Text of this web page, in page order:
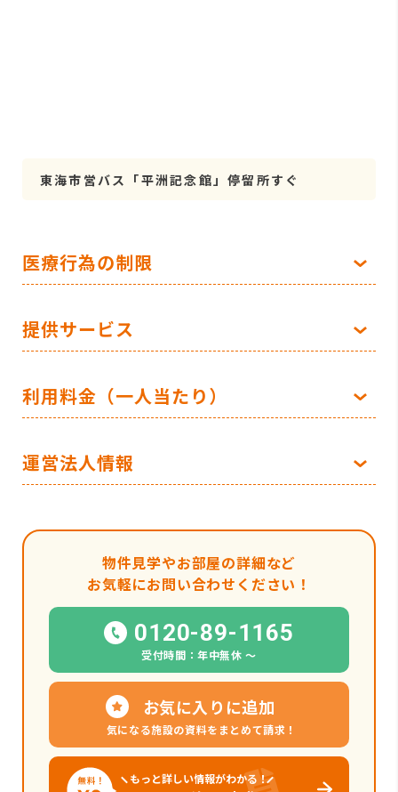
東海市営バス「平洲記念館」停留所すぐ
医療行為の制限
提供サービス
利用料金（一人当たり）
運営法人情報
物件見学やお部屋の詳細など
お気軽にお問い合わせください！
0120-89-1165
受付時間：年中無休 〜
お気に入りに追加
気になる施設の資料をまとめて請求！
もっと詳しい情報がわかる！